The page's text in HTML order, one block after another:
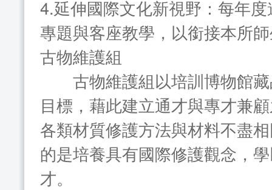
4.延伸國際文化新視野：每年
專題與客座教學，以銜接本所
古物維護組
古物維護組以培訓博物館藏
目標，藉此建立通才與專才兼
各類材質修護方法與材料不盡
的是培養具有國際修護觀念，
才。